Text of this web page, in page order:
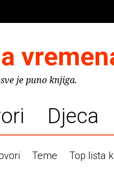
je puno knjiga.
Djeca
Teme Top lista